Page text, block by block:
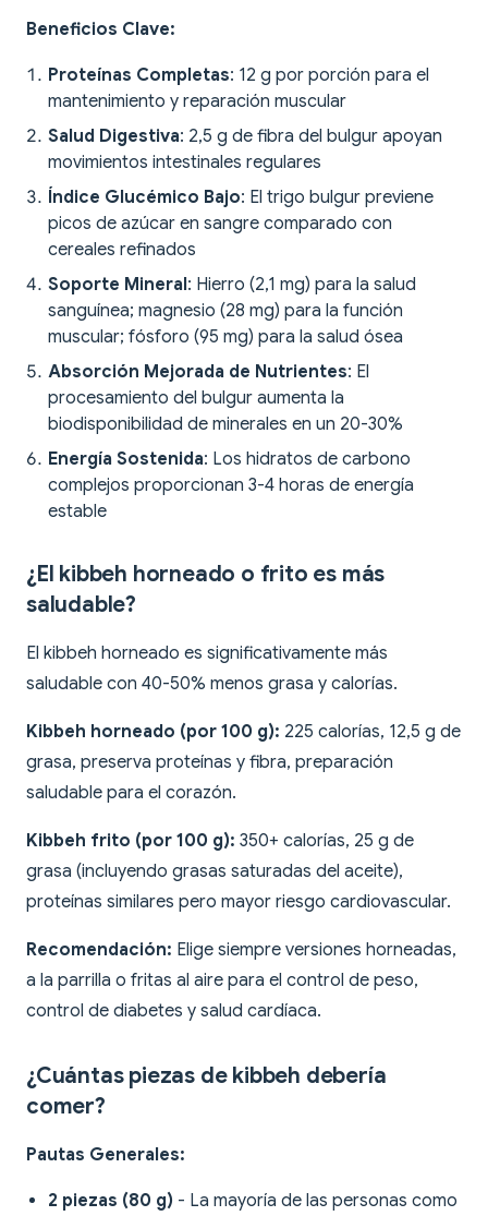
Beneficios Clave:
Proteínas Completas: 12 g por porción para el
mantenimiento y reparación muscular
Salud Digestiva: 2,5 g de fibra del bulgur apoyan
movimientos intestinales regulares
Índice Glucémico Bajo: El trigo bulgur previene
picos de azúcar en sangre comparado con
cereales refinados
Soporte Mineral: Hierro (2,1 mg) para la salud
sanguínea; magnesio (28 mg) para la función
muscular; fósforo (95 mg) para la salud ósea
Absorción Mejorada de Nutrientes: El
procesamiento del bulgur aumenta la
biodisponibilidad de minerales en un 20-30%
Energía Sostenida: Los hidratos de carbono
complejos proporcionan 3-4 horas de energía
estable
¿El kibbeh horneado o frito es más
saludable?
El kibbeh horneado es significativamente más
saludable con 40-50% menos grasa y calorías.
Kibbeh horneado (por 100 g): 225 calorías, 12,5 g de
grasa, preserva proteínas y fibra, preparación
saludable para el corazón.
Kibbeh frito (por 100 g): 350+ calorías, 25 g de
grasa (incluyendo grasas saturadas del aceite),
proteínas similares pero mayor riesgo cardiovascular.
Recomendación: Elige siempre versiones horneadas,
a la parrilla o fritas al aire para el control de peso,
control de diabetes y salud cardíaca.
¿Cuántas piezas de kibbeh debería
comer?
Pautas Generales:
2 piezas (80 g) - La mayoría de las personas como